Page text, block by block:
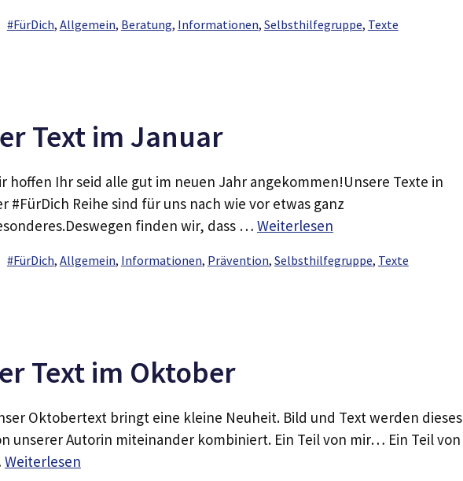
Kategorien
#FürDich, Allgemein, Beratung, Informationen, Selbsthilfegruppe, Texte
Text im Januar
hoffen Ihr seid alle gut im neuen Jahr angekommen!Unsere Texte in
#FürDich Reihe sind für uns nach wie vor etwas ganz
finden wir, dass … Weiterlesen
Kategorien
#FürDich, Allgemein, Informationen, Prävention, Selbsthilfegruppe, Texte
Text im Oktober
Oktobertext bringt eine kleine Neuheit. Bild und Text werden
unserer Autorin miteinander kombiniert. Ein Teil von mir… Ein Teil
Weiterlesen